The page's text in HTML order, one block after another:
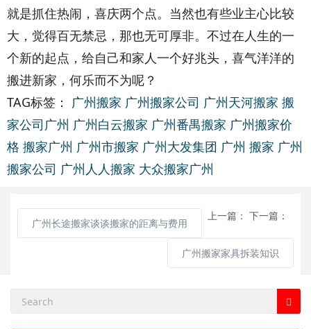
就是抓住热闹，喜庆两个点。当然也有些业主心比较
大，觉得百无禁忌，那也无可厚非。不过在人生的一
个新的起点，给自己和家人一个好兆头，喜气洋洋的
搬进新家，何乐而不为呢？
TAG标签： 广州搬家 广州搬家公司 广州天河搬家 搬
家公司广州 广州白云搬家 广州番禺搬家 广州搬家价
格 搬家广州 广州市搬家 广州大发集团 广州 搬家 广州
搬家公司 广州人人搬家 大众搬家广州
上一篇：
广州长途搬家谈谈搬家的距离与费用
下一篇：
广州搬家家具拆装知识